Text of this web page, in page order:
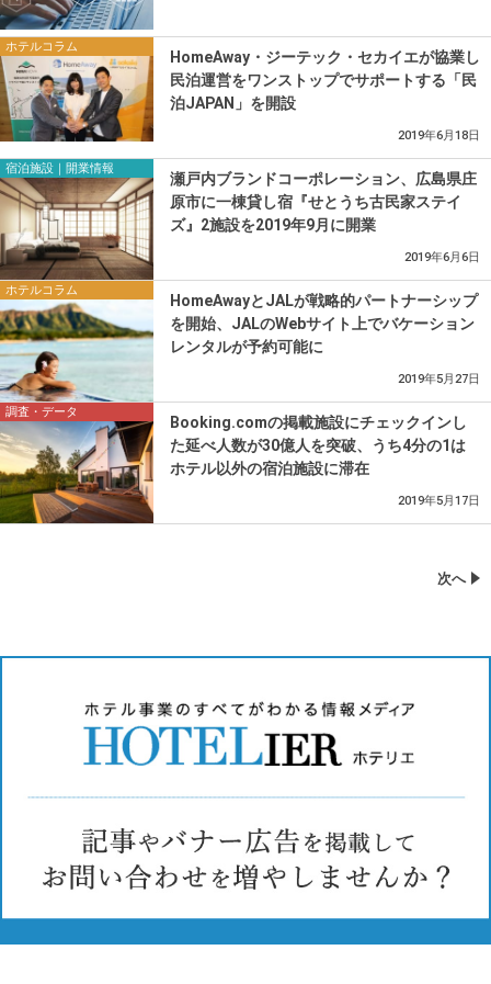
ホテルコラム
HomeAway・ジーテック・セカイエが協業し
民泊運営をワンストップでサポートする「民
泊JAPAN」を開設
2019年6月18日
宿泊施設｜開業情報
瀬戸内ブランドコーポレーション、広島県庄
原市に一棟貸し宿『せとうち古民家ステイ
ズ』2施設を2019年9月に開業
2019年6月6日
ホテルコラム
HomeAwayとJALが戦略的パートナーシップ
を開始、JALのWebサイト上でバケーション
レンタルが予約可能に
2019年5月27日
調査・データ
Booking.comの掲載施設にチェックインし
た延べ人数が30億人を突破、うち4分の1は
ホテル以外の宿泊施設に滞在
2019年5月17日
次へ